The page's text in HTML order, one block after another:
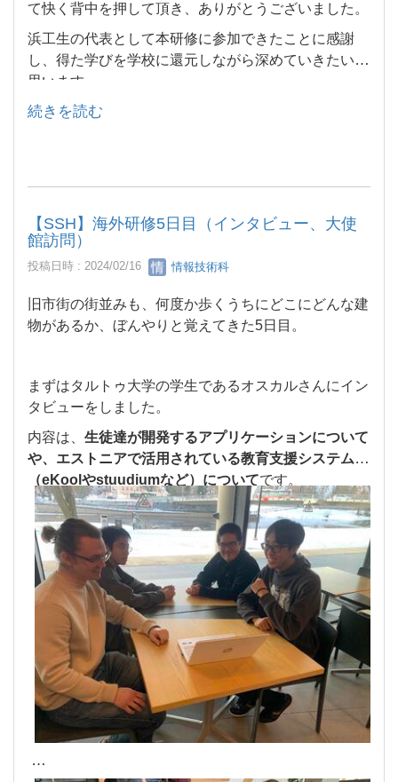
て快く背中を押して頂き、ありがとうございました。
浜工生の代表として本研修に参加できたことに感謝
し、得た学びを学校に還元しながら深めていきたいと
思います。
続きを読む
【SSH】海外研修5日目（インタビュー、大使
館訪問）
投稿日時 : 2024/02/16 情報技術科
旧市街の街並みも、何度か歩くうちにどこにどんな建
物があるか、ぼんやりと覚えてきた5日目。
まずはタルトゥ大学の学生であるオスカルさんにイン
タビューをしました。
内容は、 生徒達が開発するアプリケーションについて
や、エストニアで活用されている教育支援システム
（eKoolやstuudiumなど）についてです。